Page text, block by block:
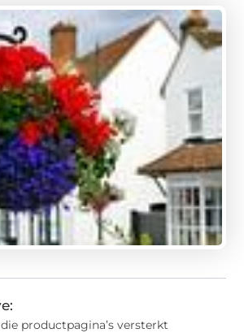
productpagina’s versterkt